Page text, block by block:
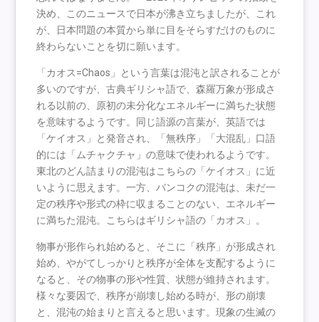
決め、このニュースで日本が沸き立ちましたが、これ
が、日本問題の本質から単に目をそらすだけのものに
終わらないことを切に願います。
「カオス=Chaos」という言葉は混沌と訳されることが
多いのですが、古典ギリシャ語で、森羅万象が形成さ
れる以前の、原初の未分化なエネルギーに満ちた状態
を意味するようです。同じ語源の言葉が、英語では
「ケイオス」と発音され、「無秩序」「大混乱」口語
的には「ムチャクチャ」の意味で使われるようです。
東北のどん詰まりの混沌はこちらの「ケイオス」に近
いように思えます。一方、バンコクの混沌は、未だ一
定の秩序や形式の枠に収まることのない、エネルギー
に満ちた混沌。こちらはギリシャ語の「カオス」。
物事が形作られ始めると、そこに「秩序」が形成され
始め、やがてしっかりと秩序が全体を支配するように
なると、その物事の形や性質、状態が維持されます。
様々な要因で、秩序が崩壊し始める時が、形の崩壊
と、混沌の始まりと言えると思います。現象の生滅の